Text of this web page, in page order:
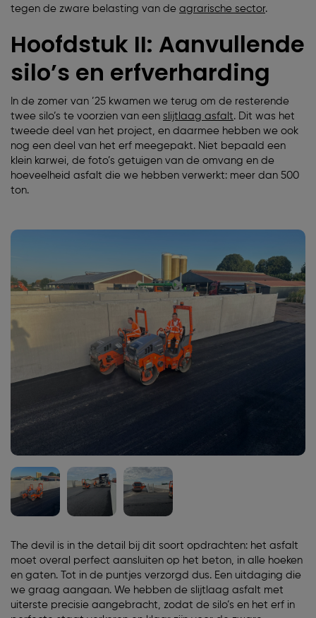
tegen de zware belasting van de agrarische sector.
Hoofdstuk II: Aanvullende
silo’s en erfverharding
In de zomer van ’25 kwamen we terug om de resterende
twee silo’s te voorzien van een slijtlaag asfalt. Dit was het
tweede deel van het project, en daarmee hebben we ook
nog een deel van het erf meegepakt. Niet bepaald een
klein karwei, de foto’s getuigen van de omvang en de
hoeveelheid asfalt die we hebben verwerkt: meer dan 500
ton.
The devil is in the detail bij dit soort opdrachten: het asfalt
moet overal perfect aansluiten op het beton, in alle hoeken
en gaten. Tot in de puntjes verzorgd dus. Een uitdaging die
we graag aangaan. We hebben de slijtlaag asfalt met
uiterste precisie aangebracht, zodat de silo’s en het erf in